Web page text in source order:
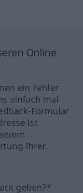
Online
ein Fehler
einfach mal
Formular
ist
Ihrer
geben?*